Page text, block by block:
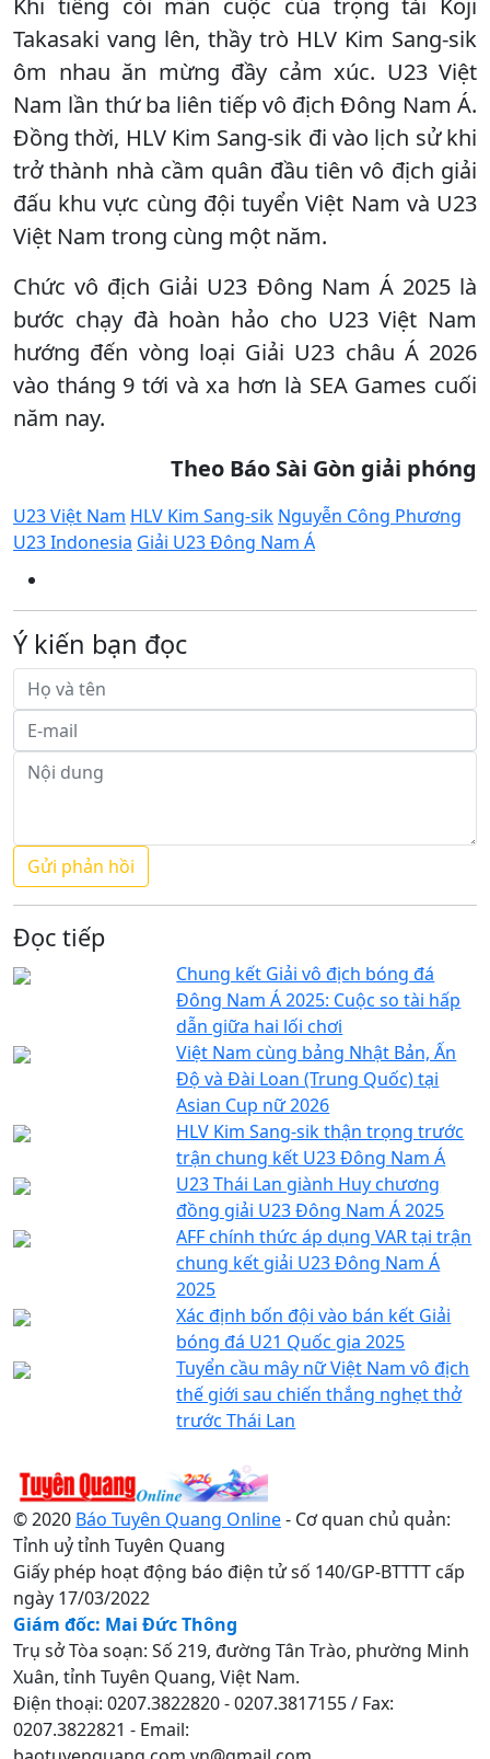
Khi tiếng còi mãn cuộc của trọng tài Koji
Takasaki vang lên, thầy trò HLV Kim Sang-sik
ôm nhau ăn mừng đầy cảm xúc. U23 Việt
Nam lần thứ ba liên tiếp vô địch Đông Nam Á.
Đồng thời, HLV Kim Sang-sik đi vào lịch sử khi
trở thành nhà cầm quân đầu tiên vô địch giải
đấu khu vực cùng đội tuyển Việt Nam và U23
Việt Nam trong cùng một năm.
Chức vô địch Giải U23 Đông Nam Á 2025 là
bước chạy đà hoàn hảo cho U23 Việt Nam
hướng đến vòng loại Giải U23 châu Á 2026
vào tháng 9 tới và xa hơn là SEA Games cuối
năm nay.
Theo Báo Sài Gòn giải phóng
U23 Việt Nam HLV Kim Sang-sik Nguyễn Công Phương
U23 Indonesia Giải U23 Đông Nam Á
Ý kiến bạn đọc
Đọc tiếp
Chung kết Giải vô địch bóng đá
Đông Nam Á 2025: Cuộc so tài hấp
dẫn giữa hai lối chơi
Việt Nam cùng bảng Nhật Bản, Ấn
Độ và Đài Loan (Trung Quốc) tại
Asian Cup nữ 2026
HLV Kim Sang-sik thận trọng trước
trận chung kết U23 Đông Nam Á
U23 Thái Lan giành Huy chương
đồng giải U23 Đông Nam Á 2025
AFF chính thức áp dụng VAR tại trận
chung kết giải U23 Đông Nam Á
2025
Xác định bốn đội vào bán kết Giải
bóng đá U21 Quốc gia 2025
Tuyển cầu mây nữ Việt Nam vô địch
thế giới sau chiến thắng nghẹt thở
trước Thái Lan
© 2020 Báo Tuyên Quang Online- Cơ quan chủ quản:
Tỉnh uỷ tỉnh Tuyên Quang
Giấy phép hoạt động báo điện tử số 140/GP-BTTTT cấp
ngày 17/03/2022
Giám đốc: Mai Đức Thông
Trụ sở Tòa soạn: Số 219, đường Tân Trào, phường Minh
Xuân, tỉnh Tuyên Quang, Việt Nam.
Điện thoại: 0207.3822820 - 0207.3817155 / Fax:
0207.3822821 - Email: